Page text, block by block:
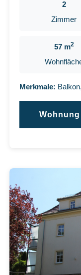
2
Zimmer
57 m2
Merkmale: